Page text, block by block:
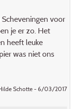
voor
je er zo. Het
heeft leuke
was niet ons
Schotte - 6/03/2017